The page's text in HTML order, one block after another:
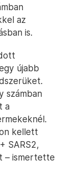
az
is.
újabb
számban
a
kellett
SARS2,
– ismertette